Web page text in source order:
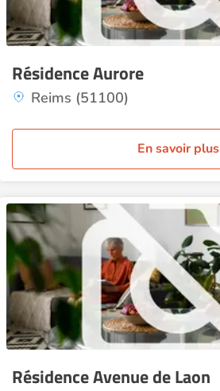
Résidence Aurore
Reims (51100)
En savoir plus
Résidence Avenue de Laon